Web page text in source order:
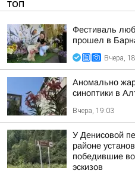
ТОП
Фестиваль
прошел в
Вчера,
Аномально
синоптики в
Вчера, 19:03
У Денисовой
районе
победившие во
эскизов